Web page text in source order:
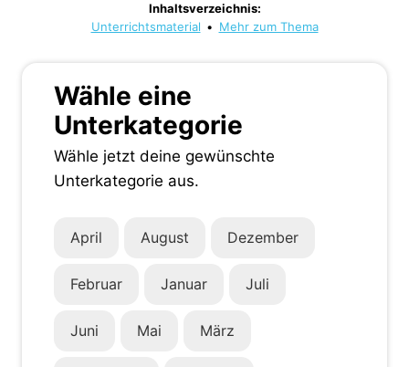
Inhaltsverzeichnis:
Unterrichtsmaterial • Mehr zum Thema
Wähle eine
Unterkategorie
Wähle jetzt deine gewünschte
Unterkategorie aus.
April August Dezember
Februar Januar Juli
Juni Mai März